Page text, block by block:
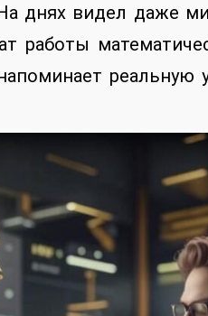
днях видел даже
работы
реальную